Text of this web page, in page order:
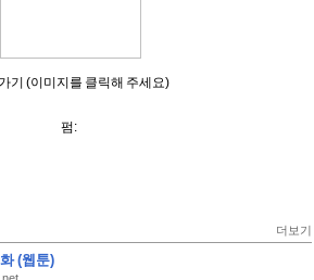
기 (이미지를 클릭해 주세요)
펌:
더보기
(웹툰)